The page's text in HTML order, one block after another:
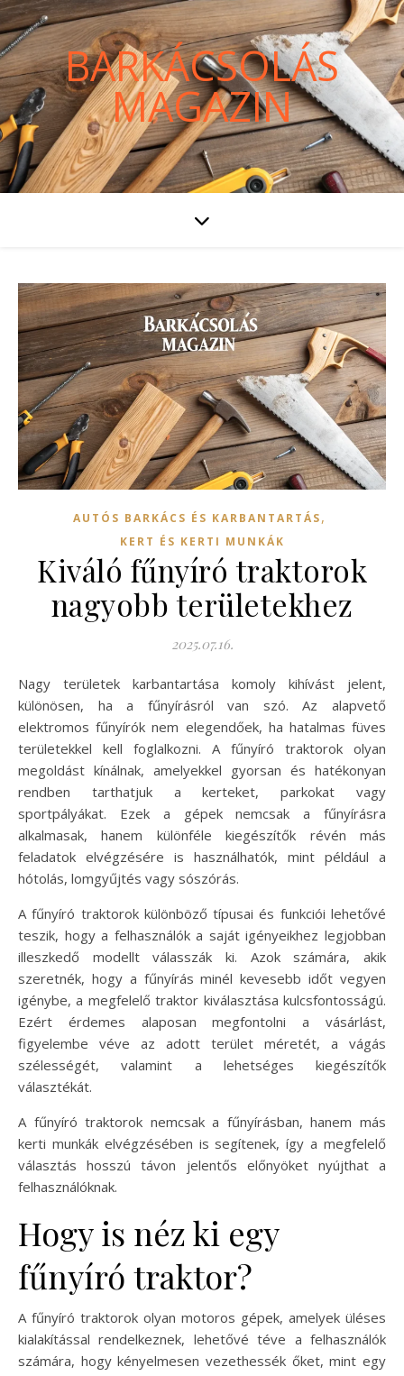
BARKÁCSOLÁS
MAGAZIN
AUTÓS BARKÁCS ÉS KARBANTARTÁS,
KERT ÉS KERTI MUNKÁK
Kiváló fűnyíró traktorok
nagyobb területekhez
2025.07.16.
Nagy területek karbantartása komoly kihívást jelent,
különösen, ha a fűnyírásról van szó. Az alapvető
elektromos fűnyírók nem elegendőek, ha hatalmas füves
területekkel kell foglalkozni. A fűnyíró traktorok olyan
megoldást kínálnak, amelyekkel gyorsan és hatékonyan
rendben tarthatjuk a kerteket, parkokat vagy
sportpályákat. Ezek a gépek nemcsak a fűnyírásra
alkalmasak, hanem különféle kiegészítők révén más
feladatok elvégzésére is használhatók, mint például a
hótolás, lomgyűjtés vagy sószórás.
A fűnyíró traktorok különböző típusai és funkciói lehetővé
teszik, hogy a felhasználók a saját igényeikhez legjobban
illeszkedő modellt válasszák ki. Azok számára, akik
szeretnék, hogy a fűnyírás minél kevesebb időt vegyen
igénybe, a megfelelő traktor kiválasztása kulcsfontosságú.
Ezért érdemes alaposan megfontolni a vásárlást,
figyelembe véve az adott terület méretét, a vágás
szélességét, valamint a lehetséges kiegészítők
választékát.
A fűnyíró traktorok nemcsak a fűnyírásban, hanem más
kerti munkák elvégzésében is segítenek, így a megfelelő
választás hosszú távon jelentős előnyöket nyújthat a
felhasználóknak.
Hogy is néz ki egy
fűnyíró traktor?
A fűnyíró traktorok olyan motoros gépek, amelyek üléses
kialakítással rendelkeznek, lehetővé téve a felhasználók
számára, hogy kényelmesen vezethessék őket, mint egy